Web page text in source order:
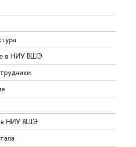
в НИУ ВШЭ
в НИУ ВШЭ